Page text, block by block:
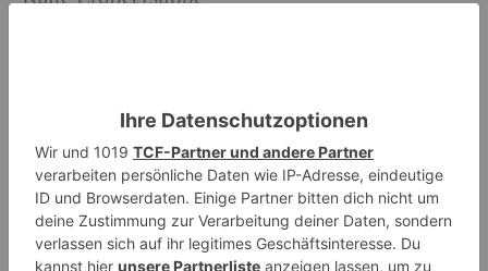
Salate